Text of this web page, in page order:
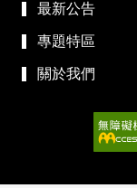
最新公告
專題特區
關於我們